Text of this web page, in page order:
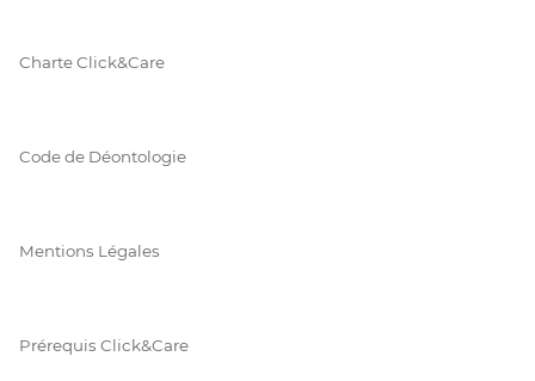
Charte Click&Care
Code de Déontologie
Mentions Légales
Prérequis Click&Care